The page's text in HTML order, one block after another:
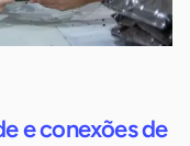
e conexões de